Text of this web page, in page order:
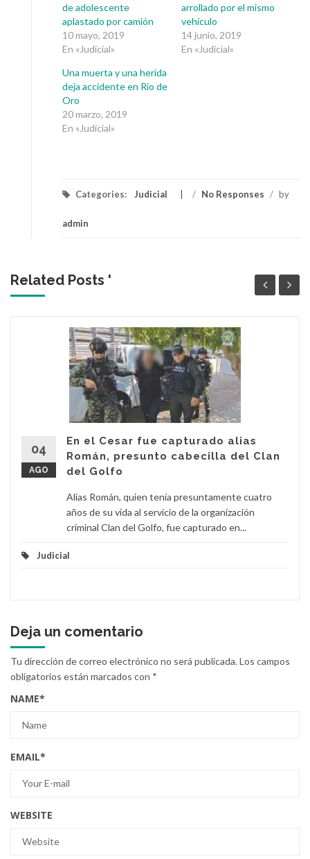
de adolescente
aplastado por camión
10 mayo, 2019
En «Judicial»
arrollado por el mismo
vehículo
14 junio, 2019
En «Judicial»
Una muerta y una herida
deja accidente en Río de
Oro
20 marzo, 2019
En «Judicial»
Categories: Judicial / No Responses / by
admin
Related Posts '
04
AGO
En el Cesar fue capturado alias
Román, presunto cabecilla del Clan
del Golfo
Alias Román, quien tenía presuntamente cuatro
años de su vida al servicio de la organización
criminal Clan del Golfo, fue capturado en...
Judicial
Deja un comentario
Tu dirección de correo electrónico no será publicada.Los campos
obligatorios están marcados con *
NAME*
EMAIL*
WEBSITE